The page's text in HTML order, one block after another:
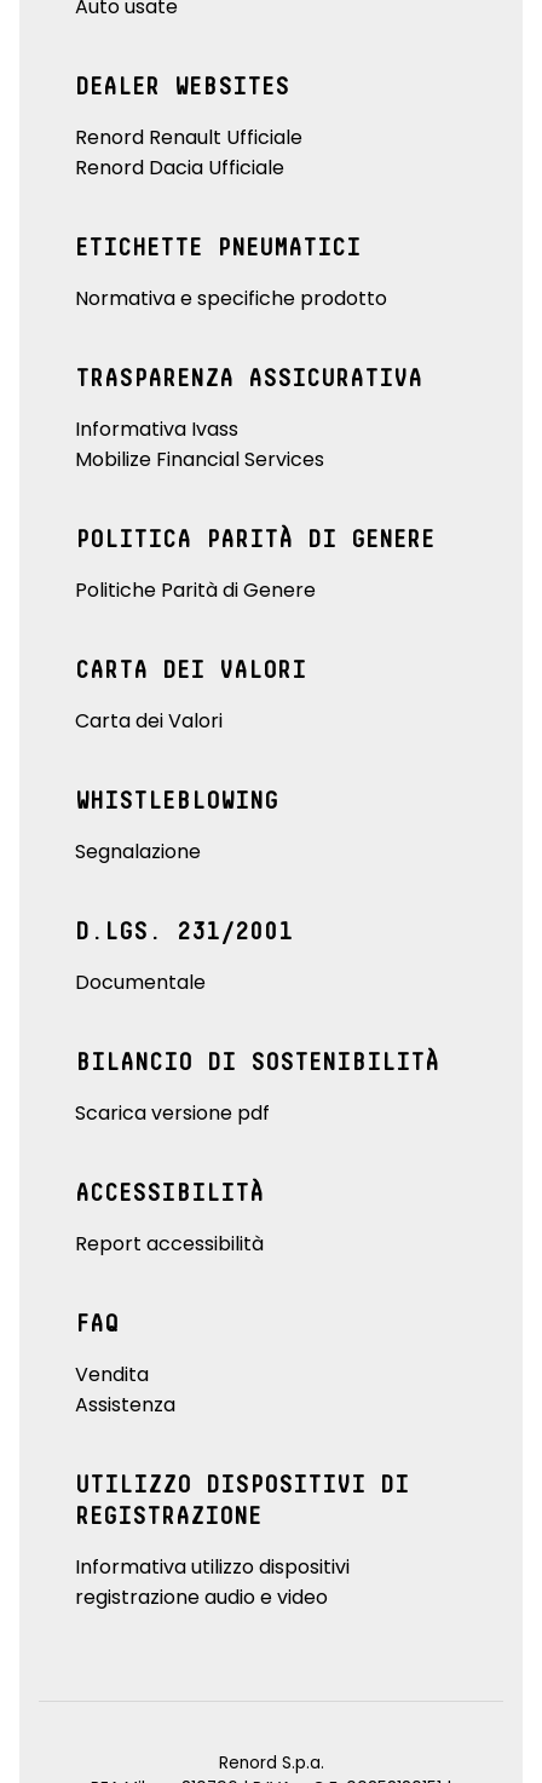
Auto usate
DEALER WEBSITES
Renord Renault Ufficiale
Renord Dacia Ufficiale
ETICHETTE PNEUMATICI
Normativa e specifiche prodotto
TRASPARENZA ASSICURATIVA
Informativa Ivass
Mobilize Financial Services
POLITICA PARITÀ DI GENERE
Politiche Parità di Genere
CARTA DEI VALORI
Carta dei Valori
WHISTLEBLOWING
Segnalazione
D.LGS. 231/2001
Documentale
BILANCIO DI SOSTENIBILITÀ
Scarica versione pdf
ACCESSIBILITÀ
Report accessibilità
FAQ
Vendita
Assistenza
UTILIZZO DISPOSITIVI DI
REGISTRAZIONE
Informativa utilizzo dispositivi
registrazione audio e video
Renord S.p.a.